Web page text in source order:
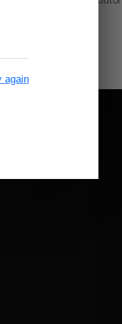
again